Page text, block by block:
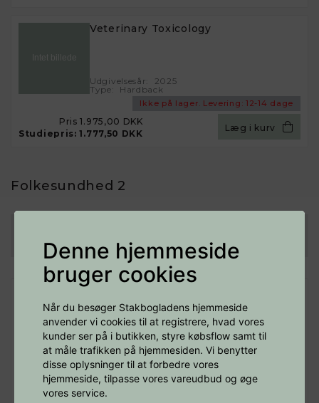
Denne hjemmeside
bruger cookies
Når du besøger Stakbogladens hjemmeside
anvender vi cookies til at registrere, hvad vores
kunder ser på i butikken, styre købsflow samt til
at måle trafikken på hjemmesiden. Vi benytter
disse oplysninger til at forbedre vores
hjemmeside, tilpasse vores vareudbud og øge
vores service.
Ikke på lager. Levering: 12-14 dage
Veterinary Toxicology
Udgivelsesår:
2025
Type:
Hardback
Pris 1.975,00 DKK
Studiepris: 1.777,50 DKK
Læg i kurv
Folkesundhed 2
Levering:
Af Matthews Karl R.
Udgivelsesår:
2024
Type: Paperback
Pris 1.215,00 DKK
Studiepris: 1.093,50 DKK